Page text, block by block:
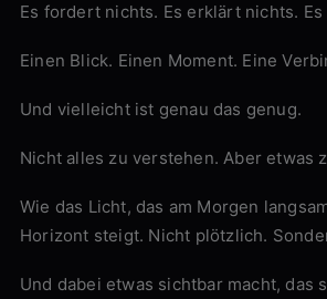
Es fordert nichts. Es erklärt nichts.
Einen Blick. Einen Moment. Eine
Und vielleicht ist genau das genug.
Nicht alles zu verstehen. Aber etwas
Wie das Licht, das am Morgen langsam über den
Horizont steigt. Nicht plötzlich.
Und dabei etwas sichtbar macht, das